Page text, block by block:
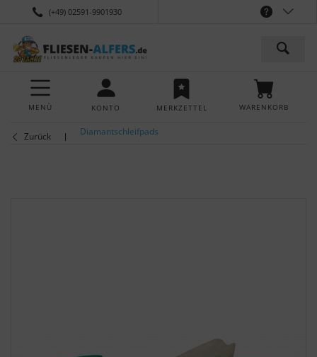
(+49) 02591-9901930
MENÜ KONTO MERKZETTEL WARENKORB
Zurück Diamantschleifpads